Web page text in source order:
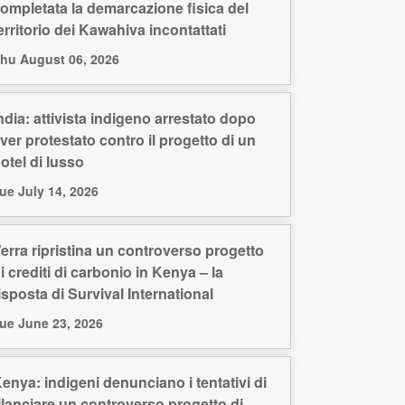
la demarcazione fisica del
dei Kawahiva incontattati
August 06, 2026
attivista indigeno arrestato dopo
protestato contro il progetto di un
di lusso
July 14, 2026
ripristina un controverso progetto
crediti di carbonio in Kenya – la
di Survival International
June 23, 2026
indigeni denunciano i tentativi di